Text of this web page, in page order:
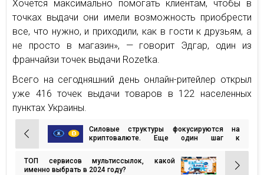
Хочется максимально помогать клиентам, чтобы в
точках выдачи они имели возможность приобрести
все, что нужно, и приходили, как в гости к друзьям, а
не просто в магазин», — говорит Эдгар, один из
франчайзи точек выдачи Rozetka.
Всего на сегодняшний день онлайн-ритейлер открыл
уже 416 точек выдачи товаров в 122 населенных
пунктах Украины.
Навигация
по
записям
Силовые структуры фокусируются на
криптовалюте. Еще один шаг к
ТОП сервисов мультиссылок, какой
именно выбрать в 2024 году?